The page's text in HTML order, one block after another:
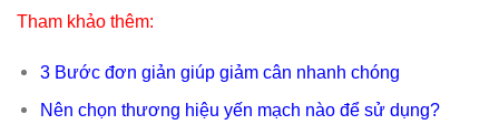
Tham khảo thêm:
3 Bước đơn giản giúp giảm cân nhanh chóng
Nên chọn thương hiệu yến mạch nào để sử dụng?